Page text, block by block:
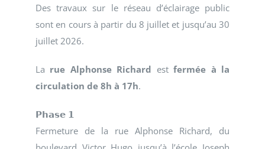
Des travaux sur le réseau d’éclairage public
sont en cours à partir du 8 juillet et jusqu’au 30
juillet 2026.
La rue Alphonse Richard estfermée à la
circulation de 8h à 17h.
𝗣𝗵𝗮𝘀𝗲 𝟭
Fermeture de la rue Alphonse Richard, du